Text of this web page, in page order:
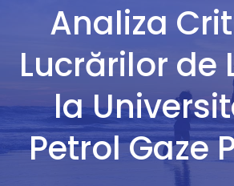
Analiza
Lucrărilor de
la
Petrol Gaze